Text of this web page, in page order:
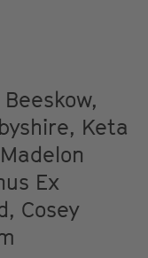
Keta
Ex
Cosey